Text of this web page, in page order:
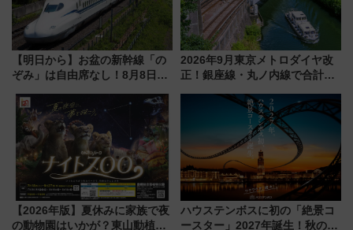
【明日から】お盆の新幹線「の
ぞみ」は自由席なし！8月8日午
せば空きが見つかることも 混
雑避ける「空席」探しのコツ
2026年9月東京メトロダイヤ改
正！銀座線・丸ノ内線で合計
【2026年版】夏休みに家族で夜
の動物園はいかが？東山動植物
ハウステンボスに初の「絶景コ
ースター」2027年誕生！秋の